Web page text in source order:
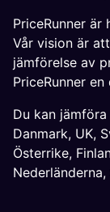
PriceRunner
Vår vision är
jämförelse av
PriceRunner
Du kan
Danmark, UK,
Österrike,
Nederländerna,